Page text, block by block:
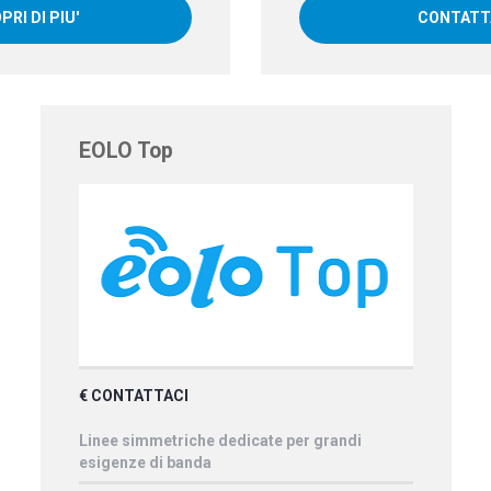
DI PIU'
EOLO Top
€ CONTATTACI
Linee simmetriche dedicate per grandi
esigenze di banda